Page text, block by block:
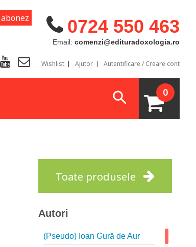
0724 550 463
Email: comenzi@edituradoxologia.ro
Wishlist Ajutor Autentificare / Creare cont
0
Toate produsele
Autori
(Pseudo) Ioan Gură de Aur